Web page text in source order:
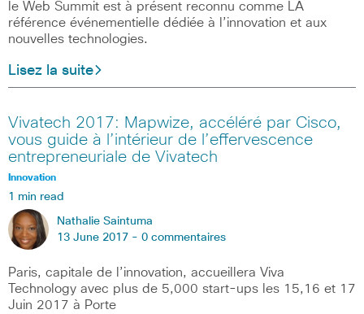
le Web Summit est à présent reconnu comme LA
référence événementielle dédiée à l’innovation et aux
nouvelles technologies.
Lisez la suite
Vivatech 2017: Mapwize, accéléré par Cisco,
vous guide à l’intérieur de l’effervescence
entrepreneuriale de Vivatech
Innovation
1 min read
Nathalie Saintuma
13 June 2017 - 0 commentaires
Paris, capitale de l’innovation, accueillera Viva
Technology avec plus de 5,000 start-ups les 15,16 et 17
Juin 2017 à Porte